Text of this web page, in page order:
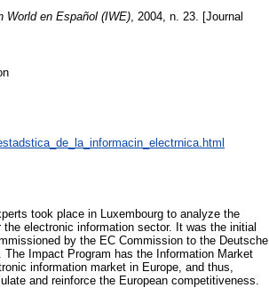
World en Español (IWE) , 2004, n. 23. [Journal
took place in Luxembourg to analyze the
electronic information sector. It was the initial
by the EC Commission to the Deutsche
Impact Program has the Information Market
information market in Europe, and thus,
and reinforce the European competitiveness.